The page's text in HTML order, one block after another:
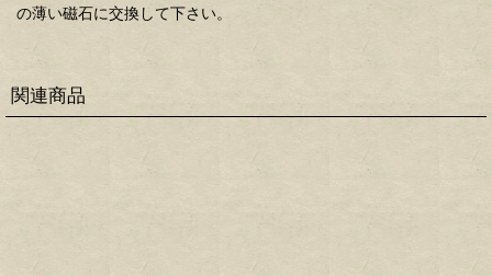
の薄い磁石に交換して下さい。
関連商品